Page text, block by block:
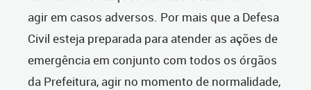
agir em casos adversos. Por mais que a Defesa
Civil esteja preparada para atender as ações de
emergência em conjunto com todos os órgãos
da Prefeitura, agir no momento de normalidade,